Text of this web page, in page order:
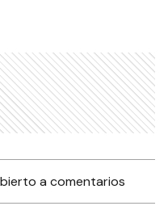
a comentarios